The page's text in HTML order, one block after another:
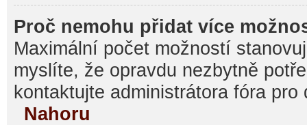
Proč nemohu přidat více
Maximální počet možností
myslíte, že opravdu nezbytně
kontaktujte administrátora fóra pro
Nahoru